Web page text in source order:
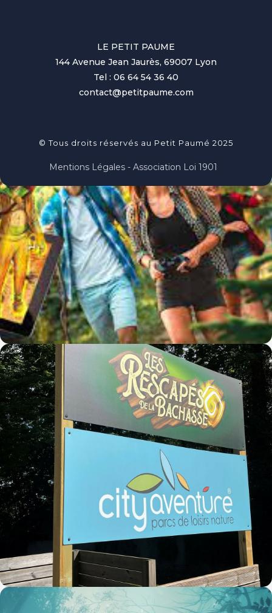
LE PETIT PAUME
144 Avenue Jean Jaurès, 69007 Lyon
Tel : 06 64 54 36 40
contact@petitpaume.com
© Tous droits réservés au Petit Paumé 2025
Mentions Légales - Association Loi 1901